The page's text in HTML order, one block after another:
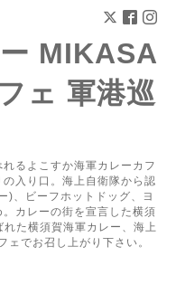
MIKASA
ェ 軍港巡
るよこすか海軍カレーカフ
入り口。海上自衛隊から認
)、ビーフホットドッグ、ヨ
カレーの街を宣言した横須
た横須賀海軍カレー、海上
ェでお召し上がり下さい。